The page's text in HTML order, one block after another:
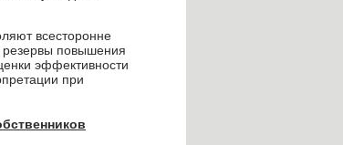
всесторонне
резервы повышения
эффективности
при